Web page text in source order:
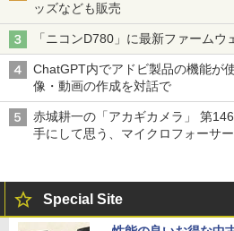
ッズなども販売
「ニコンD780」に最新ファーム
ChatGPT内でアドビ製品の機能
像・動画の作成を対話で
赤城耕一の「アカギカメラ」 第
手にして思う、マイクロフォーサ
Special Site